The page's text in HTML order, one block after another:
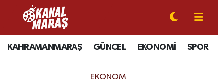
KAHRAMANMARAŞ GÜNCEL EKONOMİ SPOR
EKONOMI
CANLI YAYIN
KAHRAMANMARAŞ
Kahramanmaraş Nöbetçi Eczaneler
Kahramanmaraş Hava Durumu